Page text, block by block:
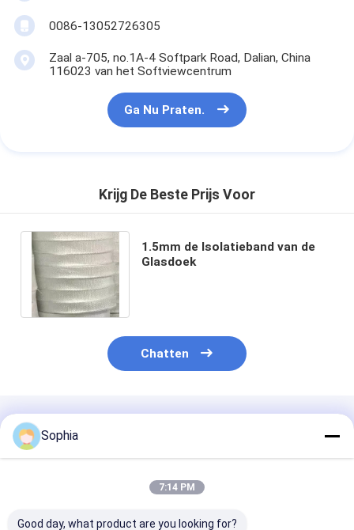
Het Afgietsel van de precisieinvestering
Elektrische isolatieplaat
0086-13052726305
Zaal a-705, no.1A-4 Softpark Road, Dalian, China
116023 van het Softviewcentrum
Ga Nu Praten.
Krijg De Beste Prijs Voor
1.5mm de Isolatieband van de
Glasdoek
Chatten
Geadviseerde Producten
Sophia
7:14 PM
Good day, what product are you looking for?